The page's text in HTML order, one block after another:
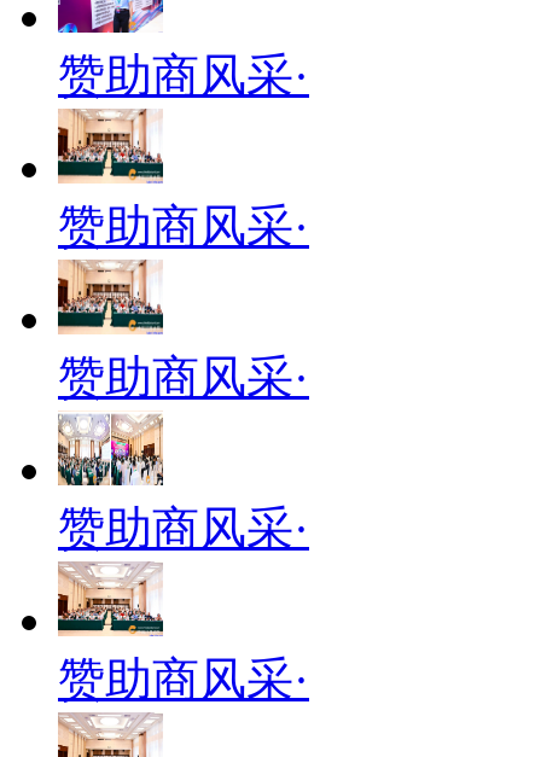
赞助商风采·
赞助商风采·
赞助商风采·
赞助商风采·
赞助商风采·